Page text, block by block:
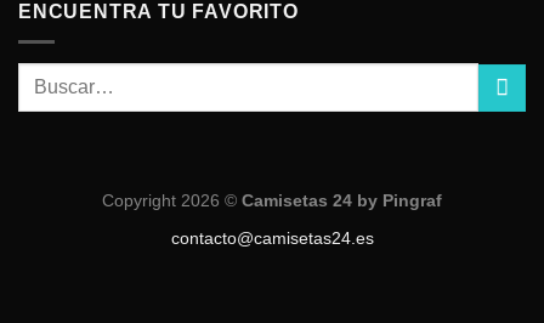
ENCUENTRA TU FAVORITO
Copyright 2026 © Camisetas 24 by Pingraf
contacto@camisetas24.es